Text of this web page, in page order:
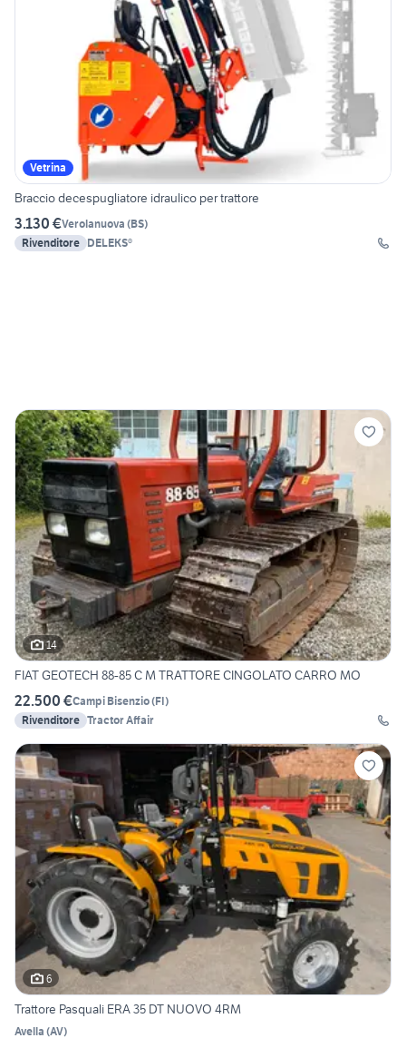
Vetrina
Braccio decespugliatore idraulico per trattore
3.130 €Verolanuova (BS)
Rivenditore DELEKS®
14
FIAT GEOTECH 88-85 C M TRATTORE CINGOLATO CARRO MO
22.500 €Campi Bisenzio(FI)
Rivenditore Tractor Affair
6
Trattore Pasquali ERA 35 DT NUOVO 4RM
Avella (AV)